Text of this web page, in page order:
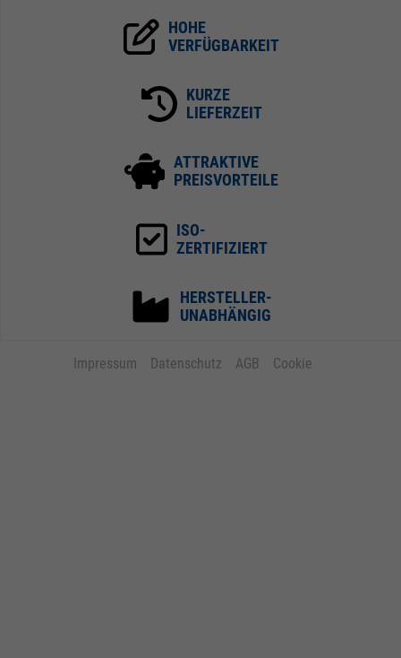
HOHE
VERFÜGBARKEIT
KURZE
LIEFERZEIT
ATTRAKTIVE
PREISVORTEILE
ISO-
ZERTIFIZIERT
HERSTELLER-
UNABHÄNGIG
Impressum Datenschutz AGB Cookie